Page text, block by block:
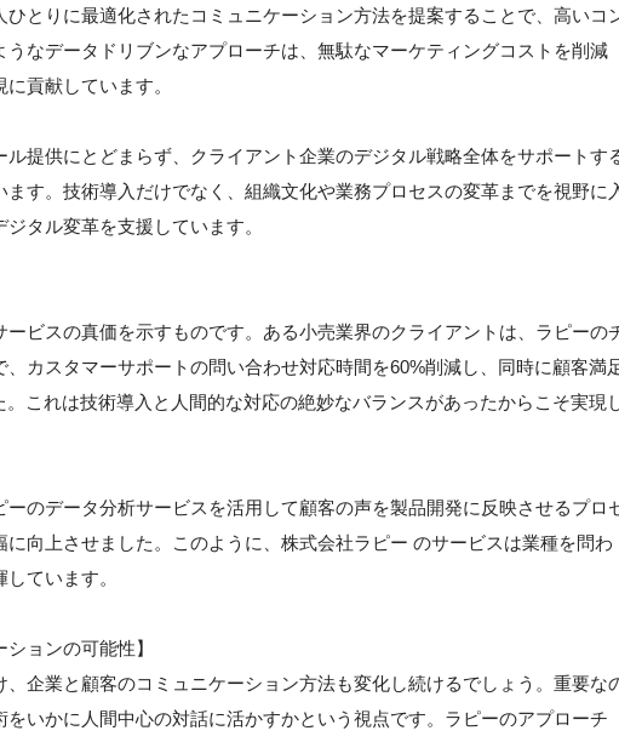
とりに最適化されたコミュニケーション方法を提案することで、高いコ
なデータドリブンなアプローチは、無駄なマーケティングコストを削減
貢献しています。
提供にとどまらず、クライアント企業のデジタル戦略全体をサポートす
す。技術導入だけでなく、組織文化や業務プロセスの変革までを視野に
タル変革を支援しています。
ビスの真価を示すものです。ある小売業界のクライアントは、ラピーの
カスタマーサポートの問い合わせ対応時間を60%削減し、同時に顧客満
これは技術導入と人間的な対応の絶妙なバランスがあったからこそ実現
のデータ分析サービスを活用して顧客の声を製品開発に反映させるプロ
向上させました。このように、株式会社ラピー のサービスは業種を問わ
ています。
ョンの可能性】
企業と顧客のコミュニケーション方法も変化し続けるでしょう。重要な
いかに人間中心の対話に活かすかという視点です。ラピーのアプローチ